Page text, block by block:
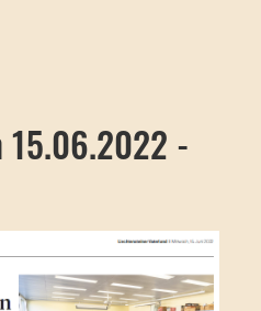
15.06.2022 -